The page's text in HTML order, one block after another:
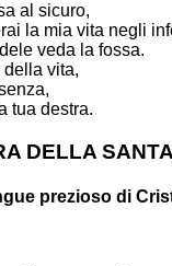
al sicuro,
la mia vita negli
veda la fossa.
vita,
tua destra.
DELLA
prezioso di